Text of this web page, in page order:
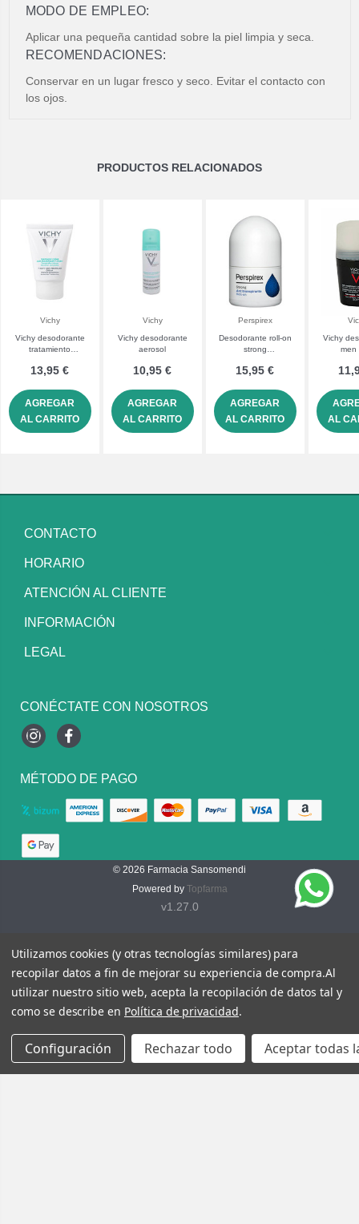
MODO DE EMPLEO:
Aplicar una pequeña cantidad sobre la piel limpia y seca.
RECOMENDACIONES:
Conservar en un lugar fresco y seco. Evitar el contacto con
los ojos.
PRODUCTOS RELACIONADOS
Vichy
Vichy desodorante
tratamiento
crema 7 días
13,95 €
AGREGAR
AL CARRITO
Vichy
Vichy desodorante
aerosol
10,95 €
AGREGAR
AL CARRITO
Perspirex
Desodorante roll-on
strong
perspirex
15,95 €
AGREGAR
AL CARRITO
Vichy
men
AL
CONTACTO
HORARIO
ATENCIÓN AL CLIENTE
INFORMACIÓN
LEGAL
CONÉCTATE CON NOSOTROS
InstagramFacebook
MÉTODO DE PAGO
© 2026 Farmacia Sansomendi
Powered by Topfarma
v1.27.0
Utilizamos cookies (y otras tecnologías similares) para
recopilar datos a fin de mejorar su experiencia de compra.Al
utilizar nuestro sitio web, acepta la recopilación de datos tal y
como se describe en Política de privacidad.
Configuración Rechazar todo Aceptar todas